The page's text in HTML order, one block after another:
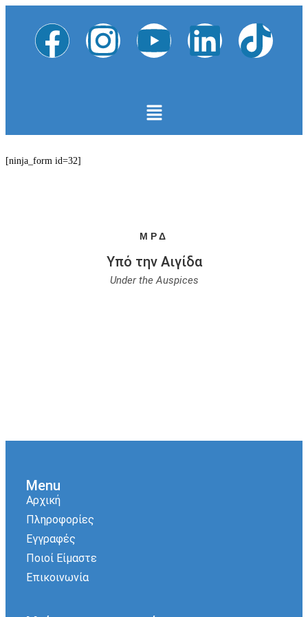
[ninja_form id=32]
ΜΡΔ
Υπό την Αιγίδα
Under the Αuspices
Menu
Αρχική
Πληροφορίες
Εγγραφές
Ποιοί Είμαστε
Επικοινωνία